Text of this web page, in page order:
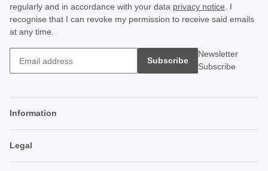
regularly and in accordance with your data privacy notice . I
recognise that I can revoke my permission to receive said emails
at any time.
Subscribe
Newsletter
Subscribe
Information
Legal